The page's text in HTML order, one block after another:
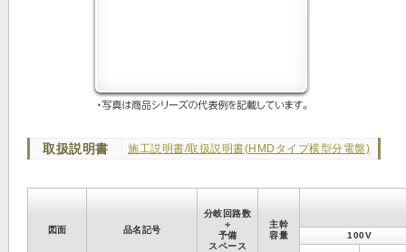
取扱説明書 施工説明書/取扱説明書(HMDタイプ横型分電盤)
図面 品名記号
分岐回路数
＋
予備
スペース
主幹
容量
100V